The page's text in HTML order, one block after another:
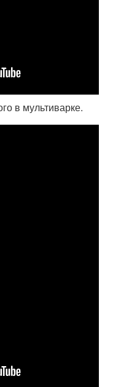
в мультиварке.